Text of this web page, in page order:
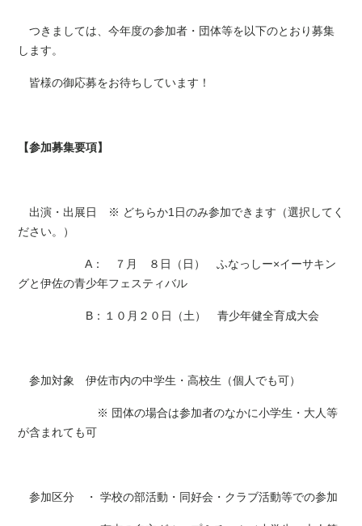
つきましては、今年度の参加者・団体等を以下のとおり募集
します。
皆様の御応募をお待ちしています！
【参加募集要項】
出演・出展日 ※ どちらか1日のみ参加できます（選択してく
ださい。）
A： ７月 ８日（日） ふなっしー×イーサキン
グと伊佐の青少年フェスティバル
B：１０月２０日（土） 青少年健全育成大会
参加対象 伊佐市内の中学生・高校生（個人でも可）
※ 団体の場合は参加者のなかに小学生・大人等
が含まれても可
参加区分 ・ 学校の部活動・同好会・クラブ活動等での参加